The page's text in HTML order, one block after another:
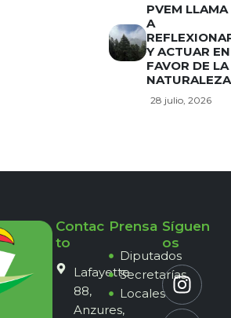
PVEM LLAMA
A
Y ACTUAR EN
FAVOR DE LA
NATURALEZA
28 julio, 2026
Contac
to
Lafayette
88,
Anzures,
Prensa
Diputados
Secretarías
Locales
Síguen
os